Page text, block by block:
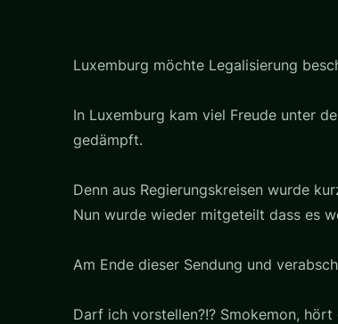
Luxemburg möchte Legalisierung
In Luxemburg kam viel Freude unter
gedämpft.
Denn aus Regierungskreisen wurde
Nun wurde wieder mitgeteilt dass es
Am Ende dieser Sendung und
Darf ich vorstellen?!? Smokemon, hört